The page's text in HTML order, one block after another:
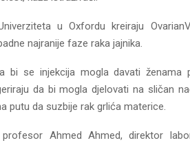
u Oxfordu kreiraju
najranije faze raka jajnika.
bi se injekcija mogla davati ženama
da bi mogla djelovati na sličan
putu da suzbije rak grlića materice.
Ahmed Ahmed, direktor